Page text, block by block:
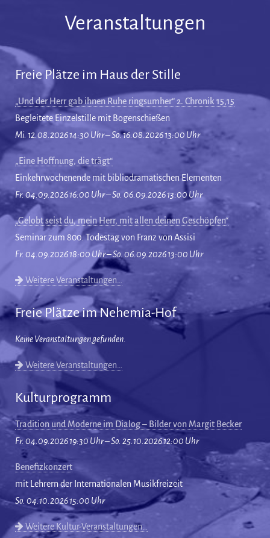
Veranstaltungen
Freie Plätze im Haus der Stille
„Und der Herr gab ihnen Ruhe ringsumher“ 2. Chronik 15,15
Begleitete Einzelstille mit Bogenschießen
Mi. 12.08.2026 14:30 Uhr – So. 16.08.2026 13:00 Uhr
„Eine Hoffnung, die trägt“
Einkehrwochenende mit bibliodramatischen Elementen
Fr. 04.09.2026 16:00 Uhr – So. 06.09.2026 13:00 Uhr
„Gelobt seist du, mein Herr, mit allen deinen Geschöpfen“
Seminar zum 800. Todestag von Franz von Assisi
Fr. 04.09.2026 18:00 Uhr – So. 06.09.2026 13:00 Uhr
Weitere Veranstaltungen…
Freie Plätze im Nehemia-Hof
Keine Veranstaltungen gefunden.
Weitere Veranstaltungen…
Kulturprogramm
Tradition und Moderne im Dialog – Bilder von Margit Becker
Fr. 04.09.2026 19:30 Uhr – So. 25.10.2026 12:00 Uhr
Benefizkonzert
mit Lehrern der Internationalen Musikfreizeit
So. 04.10.2026 15:00 Uhr
Weitere Kultur-Veranstaltungen…